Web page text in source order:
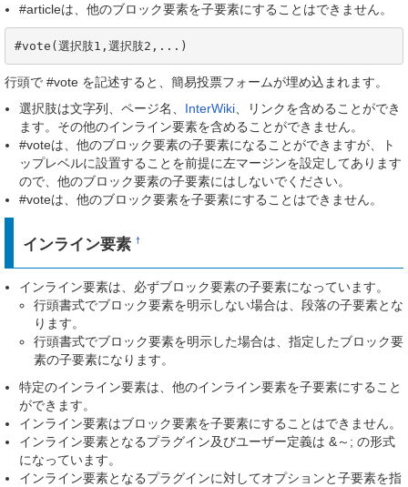
#articleは、他のブロック要素を子要素にすることはできません。
#vote(選択肢1,選択肢2,...)
行頭で #vote を記述すると、簡易投票フォームが埋め込まれます。
選択肢は文字列、ページ名、 InterWiki、リンクを含めることができ
ます。その他のインライン要素を含めることができません。
#voteは、他のブロック要素の子要素になることができますが、ト
ップレベルに設置することを前提に左マージンを設定してあります
ので、他のブロック要素の子要素にはしないでください。
#voteは、他のブロック要素を子要素にすることはできません。
インライン要素†
インライン要素は、必ずブロック要素の子要素になっています。
行頭書式でブロック要素を明示しない場合は、段落の子要素とな
ります。
行頭書式でブロック要素を明示した場合は、指定したブロック要
素の子要素になります。
特定のインライン要素は、他のインライン要素を子要素にすること
ができます。
インライン要素はブロック要素を子要素にすることはできません。
インライン要素となるプラグイン及びユーザー定義は &～; の形式
になっています。
インライン要素となるプラグインに対してオプションと子要素を指